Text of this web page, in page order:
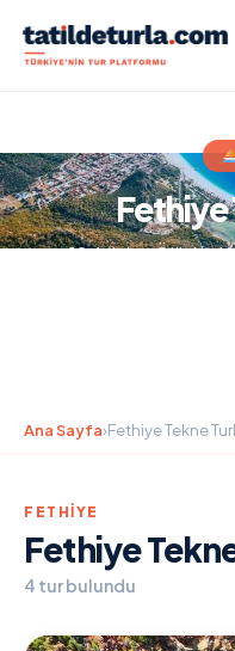
Fethiye
12 Adalar,
Ana Sayfa›Fethiye Tekne
FETHIYE
Fethiye
4 tur bulundu